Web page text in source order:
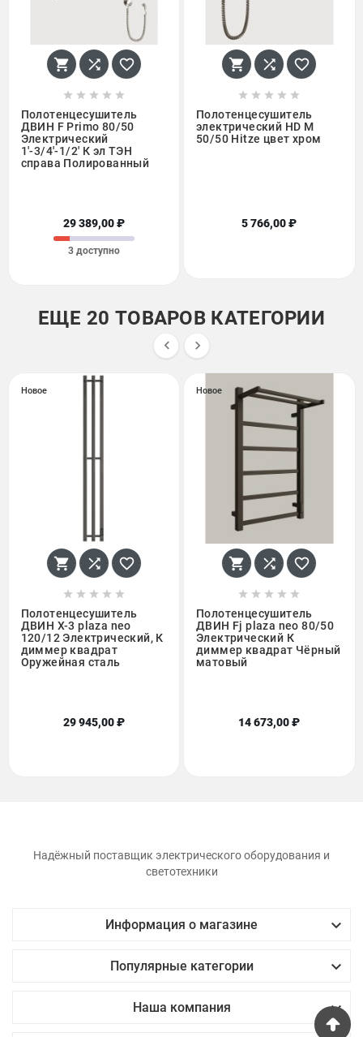
  
    
Полотенцесушитель
ДВИН F Primo 80/50
Электрический
1'-3/4'-1/2' К эл ТЭН
справа Полированный
29 389,00 ₽
3 доступно
  
    
Полотенцесушитель
электрический HD M
50/50 Hitze цвет хром
5 766,00 ₽
ЕЩЕ 20 ТОВАРОВ КАТЕГОРИИ
 
Новое
  
    
Полотенцесушитель
ДВИН X-3 plaza neo
120/12 Электрический, К
диммер квадрат
Оружейная сталь
29 945,00 ₽
Новое
  
    
Полотенцесушитель
ДВИН Fj plaza neo 80/50
Электрический К
диммер квадрат Чёрный
матовый
14 673,00 ₽
Надёжный поставщик электрического оборудования и
светотехники
Информация о магазине 
Популярные категории 
Наша компания 